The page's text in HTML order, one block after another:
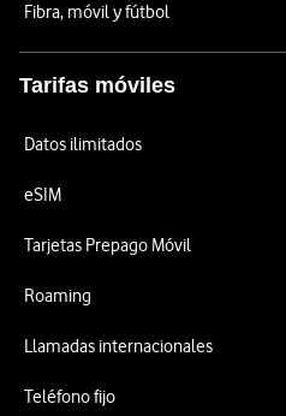
Fibra, móvil y fútbol
Tarifas móviles
Datos ilimitados
eSIM
Tarjetas Prepago Móvil
Roaming
Llamadas internacionales
Teléfono fijo